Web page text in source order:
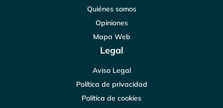
Quiénes somos
Opiniones
Mapa Web
Legal
Aviso Legal
Política de privacidad
Política de cookies